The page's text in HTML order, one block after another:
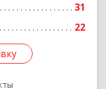
31
22